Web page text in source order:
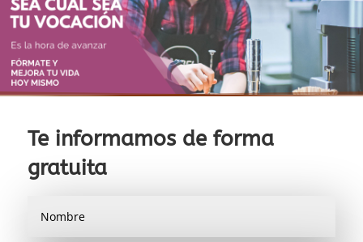
Te informamos de forma
gratuita